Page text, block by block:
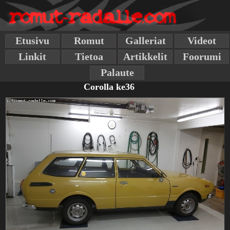
Etusivu Romut Galleriat
Videot
Linkit
Tietoa Artikkelit
Foorumi
Palaute
Corolla ke36